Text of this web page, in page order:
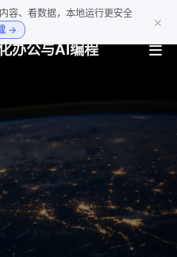
容、看数据，本地运行更安全
→
×
办公与AI编程